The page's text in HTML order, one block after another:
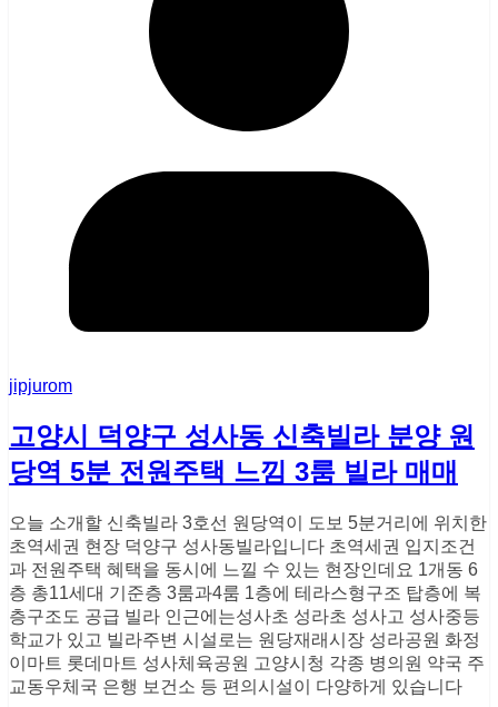
jipjurom
고양시 덕양구 성사동 신축빌라 분양 원
당역 5분 전원주택 느낌 3룸 빌라 매매
오늘 소개할 신축빌라 3호선 원당역이 도보 5분거리에 위치한
초역세권 현장 덕양구 성사동빌라입니다 초역세권 입지조건
과 전원주택 혜택을 동시에 느낄 수 있는 현장인데요 1개동 6
층 총11세대 기준층 3룸과4룸 1층에 테라스형구조 탑층에 복
층구조도 공급 빌라 인근에는성사초 성라초 성사고 성사중등
학교가 있고 빌라주변 시설로는 원당재래시장 성라공원 화정
이마트 롯데마트 성사체육공원 고양시청 각종 병의원 약국 주
교동우체국 은행 보건소 등 편의시설이 다양하게 있습니다